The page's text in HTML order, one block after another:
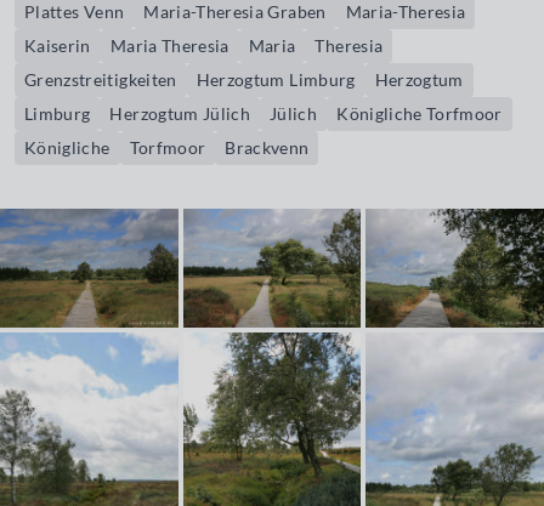
Plattes Venn
Maria-Theresia Graben
Maria-Theresia
Kaiserin
Maria Theresia Maria
Theresia
Grenzstreitigkeiten
Herzogtum Limburg
Herzogtum
Limburg
Herzogtum Jülich Jülich
Königliche Torfmoor
Königliche
Torfmoor Brackvenn